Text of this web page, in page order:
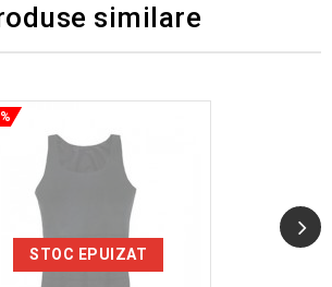
similare
STOC EPUIZAT